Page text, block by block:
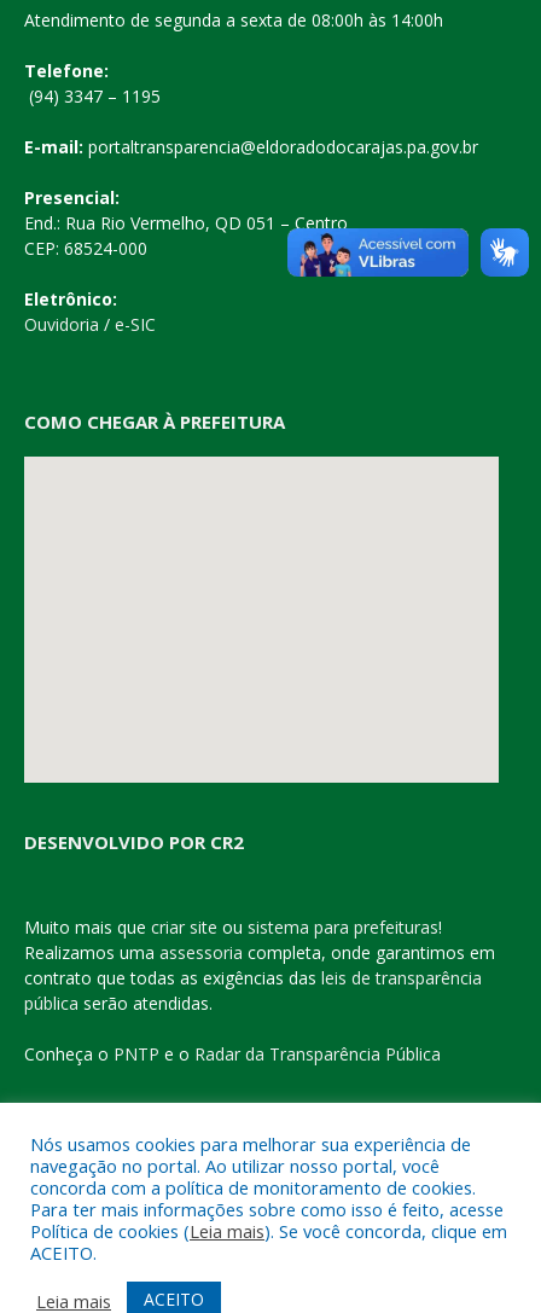
Atendimento de segunda a sexta de 08:00h às 14:00h
Telefone:
(94) 3347 – 1195
E-mail: portaltransparencia@eldoradodocarajas.pa.gov.br
Presencial:
End.: Rua Rio Vermelho, QD 051 – Centro
CEP: 68524-000
Eletrônico:
Ouvidoria / e-SIC
COMO CHEGAR À PREFEITURA
DESENVOLVIDO POR CR2
Muito mais que criar site ou sistema para prefeituras!
Realizamos uma assessoria completa, onde garantimos em
contrato que todas as exigências das leis de transparência
pública serão atendidas.
Conheça o PNTP e o Radar da Transparência Pública
Todos os direitos reservados a Prefeitura Municipal de Eldorado
do Carajás
Mapa do Site
Acessar o Webmail
Nós usamos cookies para melhorar sua experiência de
navegação no portal. Ao utilizar nosso portal, você
concorda com a política de monitoramento de cookies.
Para ter mais informações sobre como isso é feito, acesse
Política de cookies (Leia mais). Se você concorda, clique em
ACEITO.
Leia mais
ACEITO